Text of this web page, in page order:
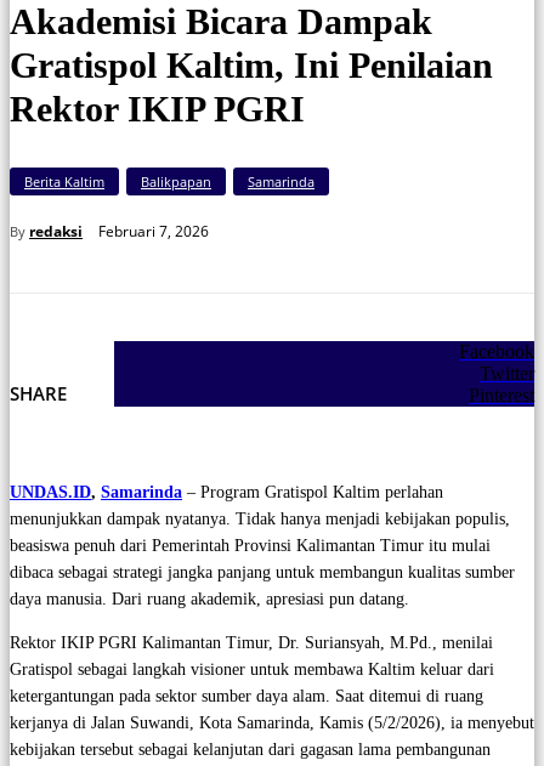
Akademisi Bicara Dampak
Gratispol Kaltim, Ini Penilaian
Rektor IKIP PGRI
Berita Kaltim Balikpapan Samarinda
By redaksi Februari 7, 2026
SHARE
Facebook
Twitter
Pinterest
UNDAS.ID, Samarinda – Program Gratispol Kaltim perlahan
menunjukkan dampak nyatanya. Tidak hanya menjadi kebijakan populis,
beasiswa penuh dari Pemerintah Provinsi Kalimantan Timur itu mulai
dibaca sebagai strategi jangka panjang untuk membangun kualitas sumber
daya manusia. Dari ruang akademik, apresiasi pun datang.
Rektor IKIP PGRI Kalimantan Timur, Dr. Suriansyah, M.Pd., menilai
Gratispol sebagai langkah visioner untuk membawa Kaltim keluar dari
ketergantungan pada sektor sumber daya alam. Saat ditemui di ruang
kerjanya di Jalan Suwandi, Kota Samarinda, Kamis (5/2/2026), ia menyebut
kebijakan tersebut sebagai kelanjutan dari gagasan lama pembangunan